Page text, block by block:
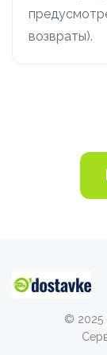
возвраты).
© 2025